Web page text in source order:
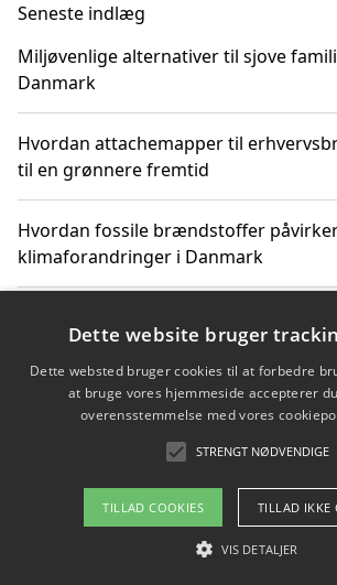
Seneste indlæg
Miljøvenlige alternativer til sjove
Danmark
Hvordan attachemapper til
til en grønnere fremtid
Hvordan fossile brændstoffer
klimaforandringer i Danmark
klimaændringer
Hvordan citater om fossile
Copyright 2026 - Pilanto
Om / kontakt
Dette website bruger
Dette websted bruger cookies til at forbedre
at bruge vores hjemmeside accepterer
overensstemmelse med vores
STRENGT NØDVENDIGE
TILLAD COOKIES TILLAD IKKE
VIS DETALJER